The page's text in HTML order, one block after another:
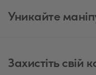
Уникайте
Захистіть свій